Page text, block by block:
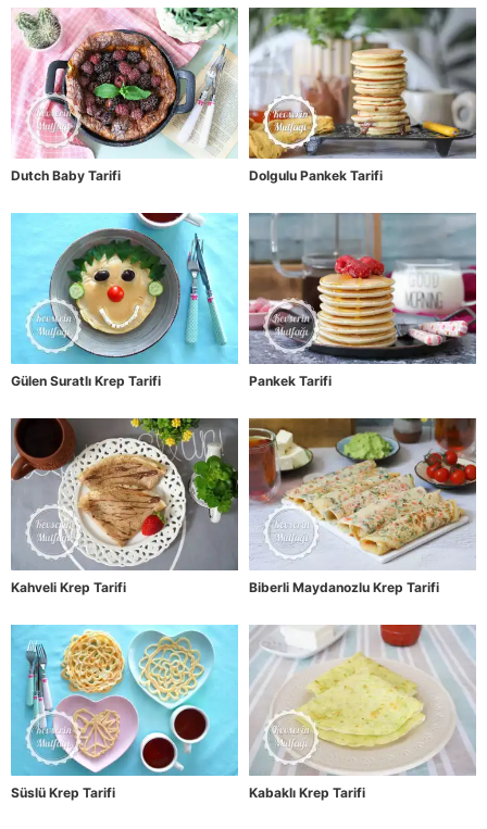
Dutch Baby Tarifi Dolgulu Pankek Tarifi
Gülen Suratlı Krep Tarifi Pankek Tarifi
Kahveli Krep Tarifi Biberli Maydanozlu Krep Tarifi
Süslü Krep Tarifi Kabaklı Krep Tarifi